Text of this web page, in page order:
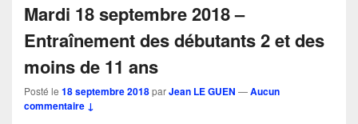
Mardi 18 septembre 2018 –
Entraînement des débutants 2 et des
moins de 11 ans
Posté le 18 septembre 2018parJean LE GUEN —Aucun
commentaire ↓